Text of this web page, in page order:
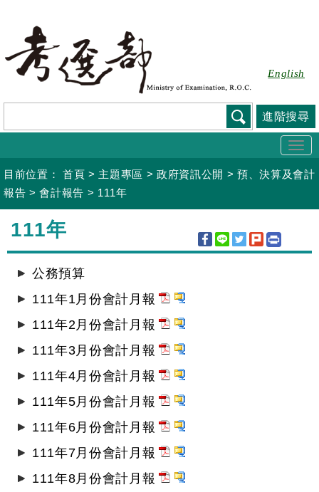
要
容
English
進階搜尋
目前位置： 首頁 > 主題專區 >政府資訊公開 >預、決算及會計
報告 >會計報告 > 111年
111年
公務預算
111年1月份會計月報
111年2月份會計月報
111年3月份會計月報
111年4月份會計月報
111年5月份會計月報
111年6月份會計月報
111年7月份會計月報
111年8月份會計月報